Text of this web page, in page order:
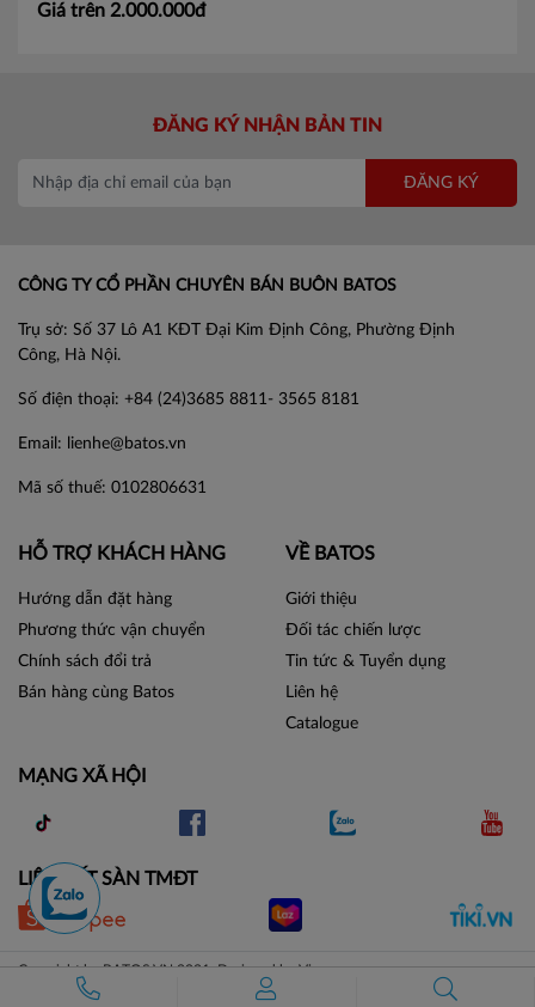
Giá trên 2.000.000đ
ĐĂNG KÝ NHẬN BẢN TIN
ĐĂNG KÝ
CÔNG TY CỔ PHẦN CHUYÊN BÁN BUÔN BATOS
Trụ sở: Số 37 Lô A1 KĐT Đại Kim Định Công, Phường Định
Công, Hà Nội.
Số điện thoại: +84 (24)3685 8811- 3565 8181
Email: lienhe@batos.vn
Mã số thuế: 0102806631
HỖ TRỢ KHÁCH HÀNG
Hướng dẫn đặt hàng
Phương thức vận chuyển
Chính sách đổi trả
Bán hàng cùng Batos
VỀ BATOS
Giới thiệu
Đối tác chiến lược
Tin tức & Tuyển dụng
Liên hệ
Catalogue
MẠNG XÃ HỘI
LIÊN KẾT SÀN TMĐT
Copyright by BATOS.VN 2021. Designed by Vicogroup.vn